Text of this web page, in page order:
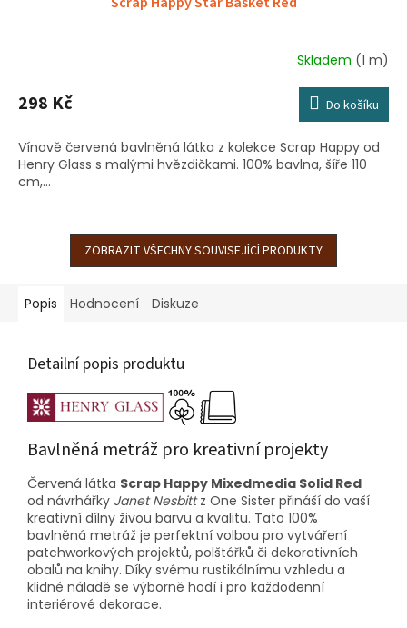
Skladem (1 m)
298 Kč Do košíku
Vínově červená bavlněná látka z kolekce Scrap Happy od
Henry Glass s malými hvězdičkami. 100% bavlna, šíře 110
cm,...
ZOBRAZIT VŠECHNY SOUVISEJÍCÍ PRODUKTY
Popis Hodnocení Diskuze
Detailní popis produktu
Bavlněná metráž pro kreativní projekty
Červená látka Scrap Happy Mixedmedia Solid Red
od návrhářky Janet Nesbittz One Sister přináší do vaší
kreativní dílny živou barvu a kvalitu. Tato 100%
bavlněná metráž je perfektní volbou pro vytváření
patchworkových projektů, polštářků či dekorativních
obalů na knihy. Díky svému rustikálnímu vzhledu a
klidné náladě se výborně hodí i pro každodenní
interiérové dekorace.